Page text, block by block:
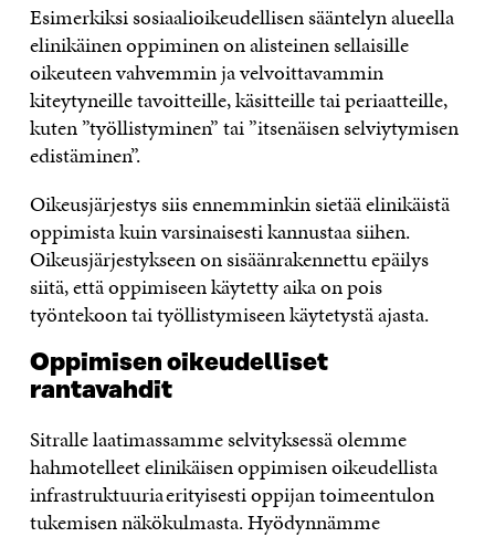
Esimerkiksi sosiaalioikeudellisen sääntelyn alueella
elinikäinen oppiminen on alisteinen sellaisille
oikeuteen vahvemmin ja velvoittavammin
kiteytyneille tavoitteille, käsitteille tai periaatteille,
kuten ”työllistyminen” tai ”itsenäisen selviytymisen
edistäminen”.
Oikeusjärjestys siis ennemminkin sietää elinikäistä
oppimista kuin varsinaisesti kannustaa siihen.
Oikeusjärjestykseen on sisäänrakennettu epäilys
siitä, että oppimiseen käytetty aika on pois
työntekoon tai työllistymiseen käytetystä ajasta.
Oppimisen oikeudelliset
rantavahdit
Sitralle laatimassamme selvityksessä olemme
hahmotelleet elinikäisen oppimisen oikeudellista
infrastruktuuria erityisesti oppijan toimeentulon
tukemisen näkökulmasta. Hyödynnämme